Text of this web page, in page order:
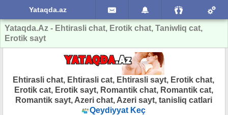
Yataqda.az
Yataqda.Az - Ehtirasli chat, Erotik chat, Taniwliq cat,
Erotik sayt
Ehtirasli chat, Ehtirasli cat, Ehtirasli sayt, Erotik chat,
Erotik cat, Erotik sayt, Romantik chat, Romantik cat,
Romantik sayt, Azeri chat, Azeri sayt, tanisliq catlari
Qeydiyyat Keç